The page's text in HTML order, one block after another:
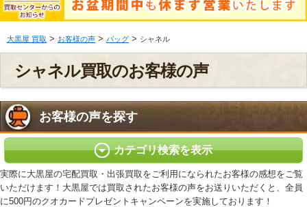
大黒屋 買取 > お客様の声 > バッグ > シャネル
シャネル買取のお客様の声
お客様の声を探す
カテゴリ検索を表示
実際に大黒屋の宅配買取・出張買取をご利用になられたお客様の感想をご覧
いただけます！大黒屋では買取されたお客様の声をお送りいただくと、全員
に500円のクオカードプレゼントキャンペーンを実施しております！